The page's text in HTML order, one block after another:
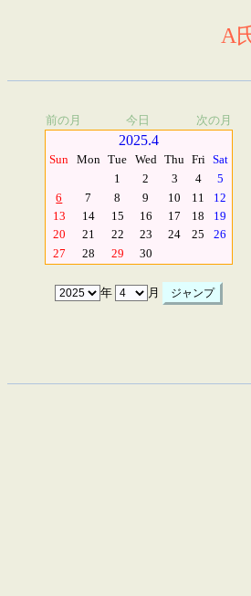
A
前の月 今日 次の月
2025.4
Sun Mon Tue Wed Thu Fri Sat
1
2 3 4
5
6
7 8 9 10 11
12
13
14 15 16 17 18
19
20
21 22 23 24 25
26
27
28 29 30
年 月